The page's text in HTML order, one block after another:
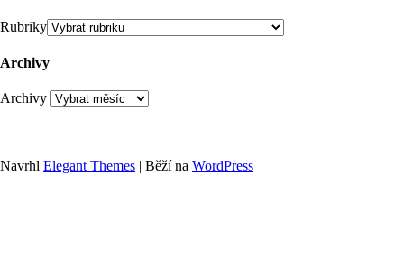
Rubriky
Archivy
Archivy
Navrhl Elegant Themes | Běží na WordPress